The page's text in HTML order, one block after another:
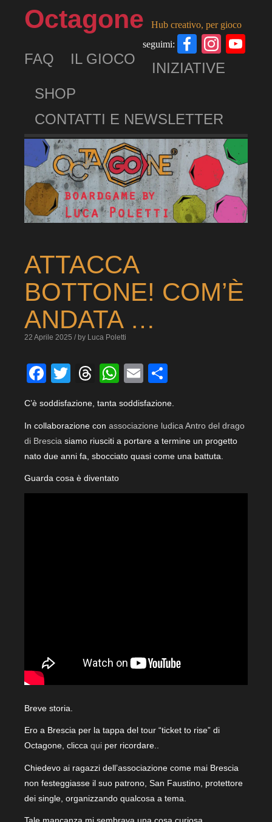
Octagone
Hub creativo, per gioco
seguimi:
Facebook
FAQ IL GIOCO
INIZIATIVE
SHOP
CONTATTI E NEWSLETTER
ATTACCA
BOTTONE! COM’È
ANDATA …
22 Aprile 2025 / by Luca Poletti
Facebook
Twitter
Threads
WhatsApp
Email
C’è soddisfazione, tanta soddisfazione.
In collaborazione con associazione ludica Antro del drago
di Brescia siamo riusciti a portare a termine un progetto
nato due anni fa, sbocciato quasi come una battuta.
Guarda cosa è diventato
Breve storia.
Ero a Brescia per la tappa del tour “ticket to rise” di
Octagone, clicca qui per ricordare..
Chiedevo ai ragazzi dell’associazione come mai Brescia
non festeggiasse il suo patrono, San Faustino, protettore
dei single, organizzando qualcosa a tema.